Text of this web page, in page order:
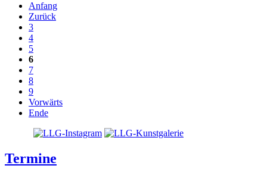
Anfang
Zurück
3
4
5
6
7
8
9
Vorwärts
Ende
Termine